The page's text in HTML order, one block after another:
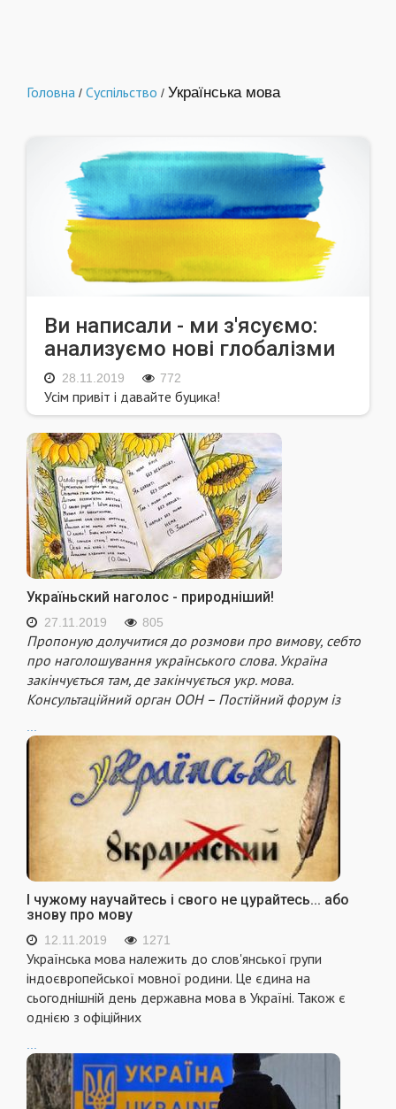
Головна / Суспільство / Українська мова
Ви написали - ми з'ясуємо:
анализуємо нові глобалізми
28.11.2019 772
Усім привіт і давайте буцика!
Україньский наголос - природніший!
27.11.2019 805
Пропоную долучитися до розмови про вимову, себто
про наголошування українського слова. Україна
закінчується там, де закінчується укр. мова.
Консультаційний орган ООН – Постійний форум із
...
І чужому научайтесь і свого не цурайтесь... або
знову про мову
12.11.2019 1271
Українська мова належить до слов'янської групи
індоєвропейської мовної родини. Це єдина на
сьогоднішній день державна мова в Україні. Також є
однією з офіційних
...